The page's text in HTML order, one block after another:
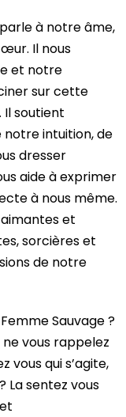
à notre âme,
Il nous
et notre
sur cette
soutient
intuition, de
dresser
aide à exprimer
à nous même.
et
sorcières et
de notre
Sauvage ?
vous rappelez
vous qui s’agite,
La sentez vous